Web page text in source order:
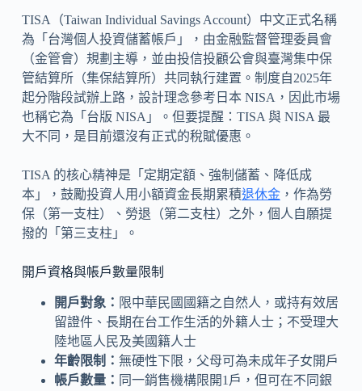
TISA（Taiwan Individual Savings Account）中文正式名稱
為「台灣個人投資儲蓄帳戶」，由金融監督管理委員會
（金管會）規劃主導，並由投信投顧公會與臺灣集中保
管結算所（集保結算所）共同執行建置。制度自2025年
起分階段試辦上路，設計理念參考日本 NISA，因此市場
也稱它為「台版 NISA」。但要提醒：TISA 與 NISA 最
大不同，是目前還沒有正式的稅賦優惠。
TISA 的核心精神是「定期定額、強制儲蓄、降低成
本」，鼓勵投資人用小額資金長期累積退休金，作為勞
保（第一支柱）、勞退（第二支柱）之外，個人自願提
撥的「第三支柱」。
開戶資格與帳戶數量限制
開戶對象： 限中華民國國籍之自然人，或持有效居
留證件、長期在台工作生活的外籍人士；不受理大
陸地區人民及美國籍人士
年齡限制： 無硬性下限，父母可為未成年子女開戶
帳戶數量： 同一銷售機構限開1戶，但可在不同銀